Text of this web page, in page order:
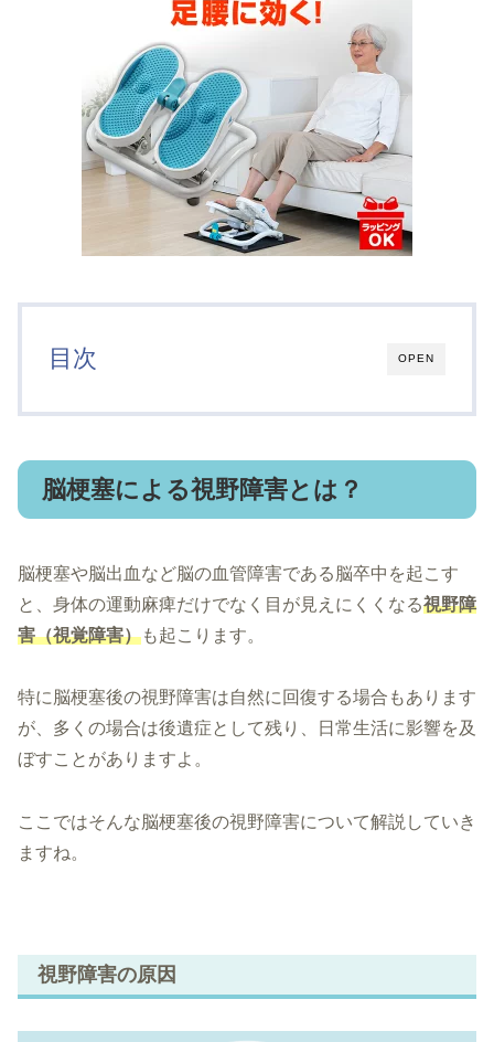
OPEN
目次
脳梗塞による視野障害とは？
脳梗塞や脳出血など脳の血管障害である脳卒中を起こす
と、身体の運動麻痺だけでなく目が見えにくくなる視野障
害（視覚障害）も起こります。
特に脳梗塞後の視野障害は自然に回復する場合もあります
が、多くの場合は後遺症として残り、日常生活に影響を及
ぼすことがありますよ。
ここではそんな脳梗塞後の視野障害について解説していき
ますね。
視野障害の原因